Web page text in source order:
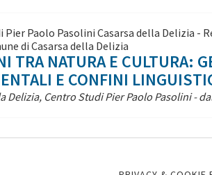
Pier Paolo Pasolini Casarsa della Delizia -
di Casarsa della Delizia
TRA NATURA E CULTURA:
E CONFINI
Delizia, Centro Studi Pier Paolo Pasolini -